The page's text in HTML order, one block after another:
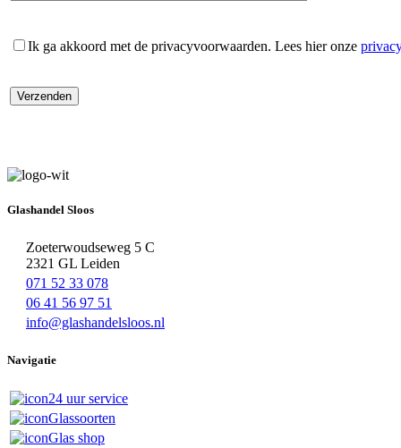
Ik ga akkoord met de privacyvoorwaarden. Lees hier onze
Glashandel Sloos
Zoeterwoudseweg 5 C
2321 GL Leiden
071 52 33 078
06 41 56 97 51
info@glashandelsloos.nl
Navigatie
24 uur service
Glassoorten
Glas shop